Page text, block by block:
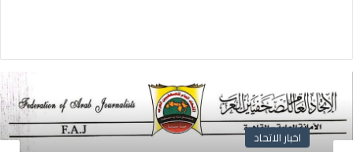
اخبار الاتحاد